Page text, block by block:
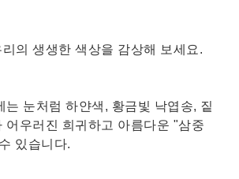
의 생생한 색상을 감상해 보세요.
는 눈처럼 하얀색, 황금빛 낙엽송, 짙
어우러진 희귀하고 아름다운 "삼중
있습니다.